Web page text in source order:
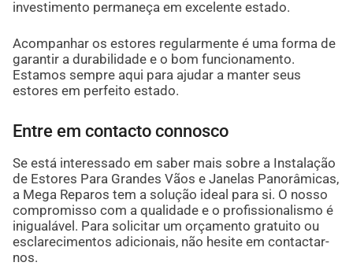
investimento permaneça em excelente estado.
Acompanhar os estores regularmente é uma forma de
garantir a durabilidade e o bom funcionamento.
Estamos sempre aqui para ajudar a manter seus
estores em perfeito estado.
Entre em contacto connosco
Se está interessado em saber mais sobre a Instalação
de Estores Para Grandes Vãos e Janelas Panorâmicas,
a Mega Reparos tem a solução ideal para si. O nosso
compromisso com a qualidade e o profissionalismo é
inigualável. Para solicitar um orçamento gratuito ou
esclarecimentos adicionais, não hesite em contactar-
nos.